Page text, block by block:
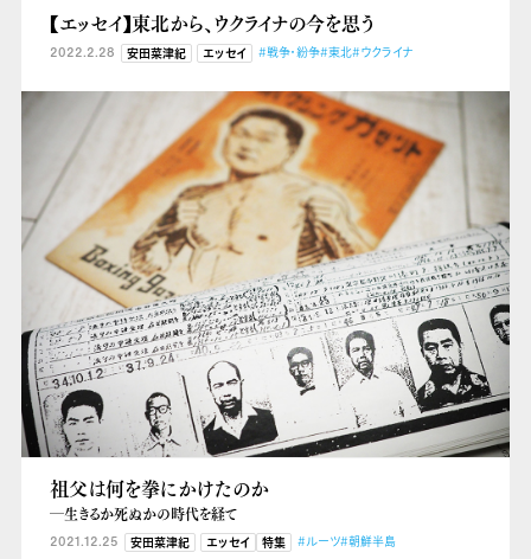
【エッセイ】東北から、ウクライナの今を思う
2022.2.28 安田菜津紀 エッセイ #戦争・紛争#東北#ウクライナ
祖父は何を拳にかけたのか
―生きるか死ぬかの時代を経て
2021.12.25 安田菜津紀 エッセイ 特集 #ルーツ#朝鮮半島